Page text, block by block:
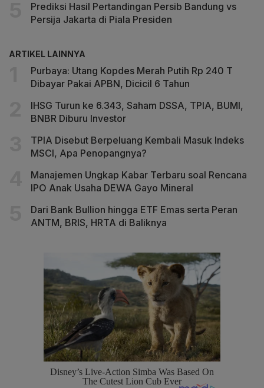
Prediksi Hasil Pertandingan Persib Bandung vs
Persija Jakarta di Piala Presiden
ARTIKEL LAINNYA
Purbaya: Utang Kopdes Merah Putih Rp 240 T
Dibayar Pakai APBN, Dicicil 6 Tahun
IHSG Turun ke 6.343, Saham DSSA, TPIA, BUMI,
BNBR Diburu Investor
TPIA Disebut Berpeluang Kembali Masuk Indeks
MSCI, Apa Penopangnya?
Manajemen Ungkap Kabar Terbaru soal Rencana
IPO Anak Usaha DEWA Gayo Mineral
Dari Bank Bullion hingga ETF Emas serta Peran
ANTM, BRIS, HRTA di Baliknya